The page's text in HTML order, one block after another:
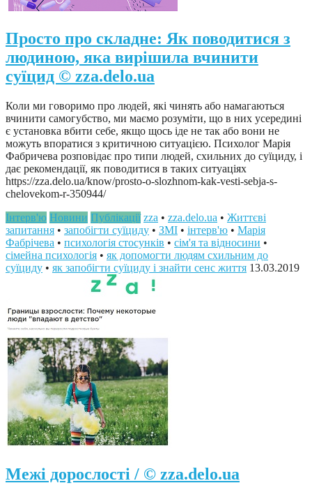
Просто про складне: Як поводитися з
людиною, яка вирішила вчинити
суїцид © zza.delo.ua
Коли ми говоримо про людей, які чинять або намагаються
вчинити самогубство, ми маємо розуміти, що в них усередині
є установка вбити себе, якщо щось іде не так або вони не
можуть впоратися з критичною ситуацією. Психолог Марія
Фабричева розповідає про типи людей, схильних до суїциду, і
дає рекомендації, як поводитися в таких ситуаціях
https://zza.delo.ua/know/prosto-o-slozhnom-kak-vesti-sebja-s-
chelovekom-r-350944/
Інтерв'ю Новини Публікації zza • zza.delo.ua • Життєві
запитання • запобігти суїциду • ЗМІ • інтерв'ю • Марія
Фабрічева • психологія стосунків • сім'я та відносини •
сімейна психологія • як допомогти людям схильним до
суїциду • як запобігти суїциду і знайти сенс життя 13.03.2019
Межі дорослості / © zza.delo.ua